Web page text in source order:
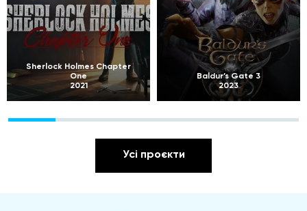
Sherlock Holmes Chapter
One
2021
Baldur’s Gate 3
2023
Усі проєкти